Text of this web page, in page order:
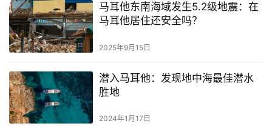
网
址
导
马耳他东南海域发生5.2级地震：在
马耳他居住还安全吗？
2025年9月15日
潜入马耳他：发现地中海最佳潜水
胜地
2024年1月17日